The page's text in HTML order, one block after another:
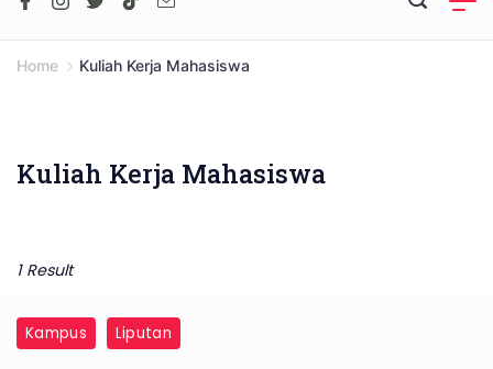
Home Kuliah Kerja Mahasiswa
Kuliah Kerja Mahasiswa
1 Result
Kampus Liputan